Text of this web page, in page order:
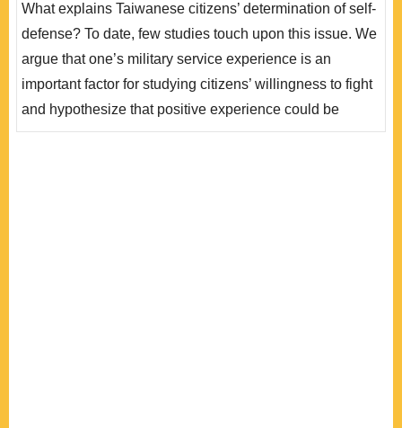
資訊，因此從軍經驗的好壞，理論上會影響民眾的自我防
衛決心。本文把從軍經驗分成三個面向，包括軍種、覺得
軍事訓練對上戰場的有用程度、以及從軍時與長官的相處
狀況，並於2..
What explains Taiwanese citizens’ determination of self-
defense? To date, few studies touch upon this issue. We
argue that one’s military service experience is an
important factor for studying citizens’ willingness to fight
and hypothesize that positive experience could be
conducive to higher willingness for self-defense as the